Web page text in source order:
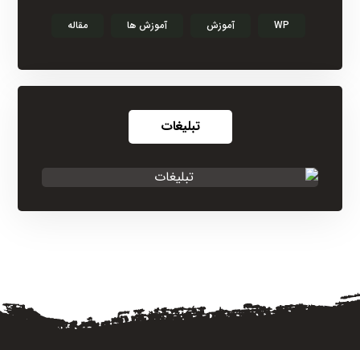
WP آموزش آموزش ها مقاله
تبلیغات